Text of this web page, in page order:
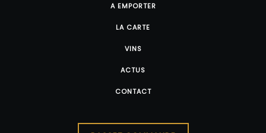
A EMPORTER
LA CARTE
VINS
ACTUS
CONTACT